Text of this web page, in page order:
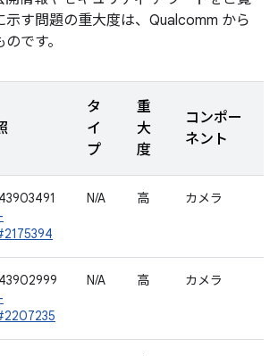
示す問題の重大度は、Qualcomm から
です。
タ
イ
プ
重
大
度
コンポー
ネント
N/A 高 カメラ
N/A 高 カメラ